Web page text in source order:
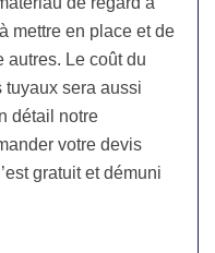
mettre en place et de
autres. Le coût du
tuyaux sera aussi
détail notre
votre devis
gratuit et démuni